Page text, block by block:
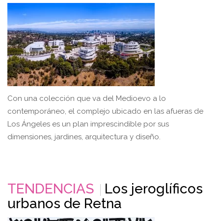
Con una colección que va del Medioevo a lo
contemporáneo, el complejo ubicado en las afueras de
Los Ángeles es un plan imprescindible por sus
dimensiones, jardines, arquitectura y diseño.
TENDENCIAS
Los jeroglíficos
urbanos de Retna